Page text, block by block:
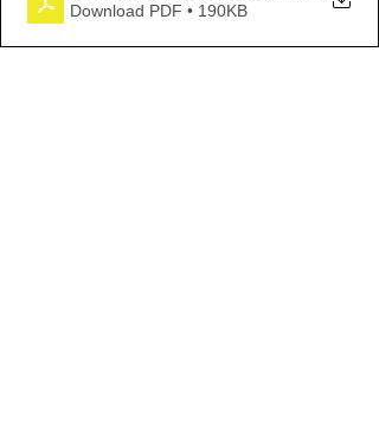
Download PDF • 190KB